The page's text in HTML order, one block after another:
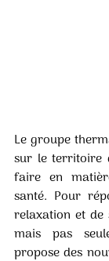
Le groupe
sur le territoire
faire en
santé. Pour
relaxation et de
mais pas
propose des